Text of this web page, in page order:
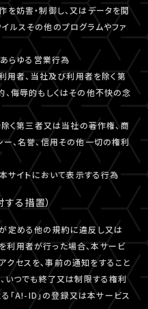
を妨害・制御し、又はデータを閲
ルスその他のプログラムやファ
らゆる営業行為
用者、当社及び利用者を除く第
、侮辱的もしくはその他不快の念
く第三者又は当社の著作権、商
ー、名誉、信用その他一切の権利
サイトにおいて表示する行為
る措置）
定める他の規約に違反し又は
利用者が行った場合、本サービ
セスを、事前の通知をすること
、いつでも終了又は制限する権利
「A!-ID」の登録又は本サービス